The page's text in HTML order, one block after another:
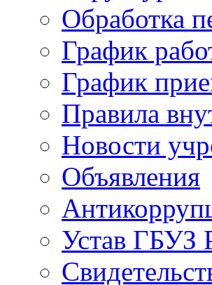
Обработка
График
График
Правила
Новости
Объявления
Устав ГБУЗ